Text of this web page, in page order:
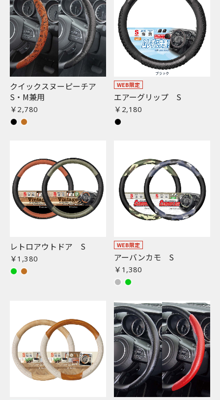
クイックスヌーピーチア
S・M兼用
￥2,780
WEB限定
エアーグリップ S
￥2,180
レトロアウトドア S
￥1,380
WEB限定
アーバンカモ S
￥1,380